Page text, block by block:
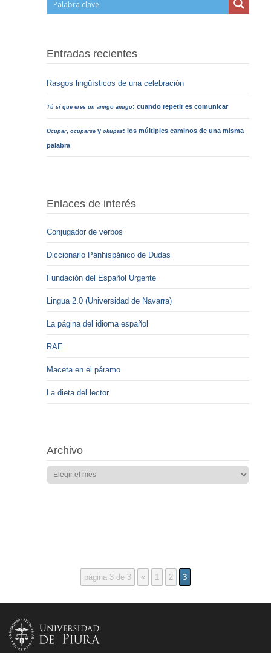
Entradas recientes
Rasgos lingüísticos de una celebración
Tú sí que eres un amigo amigo: cuando repetir es comunicar
Ocupar,ocuparse yokupas: los múltiples caminos de una misma
palabra
Enlaces de interés
Conjugador de verbos
Diccionario Panhispánico de Dudas
Fundación del Español Urgente
Lingua 2.0 (Universidad de Navarra)
La página del idioma español
RAE
Maceta en el páramo
La dieta del lector
Archivo
página 3 de 3 « 1 2 3